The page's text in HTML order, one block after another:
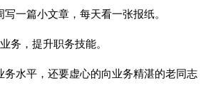
一篇小文章，每天看一张报纸。
务，提升职务技能。
务水平，还要虚心的向业务精湛的老同志